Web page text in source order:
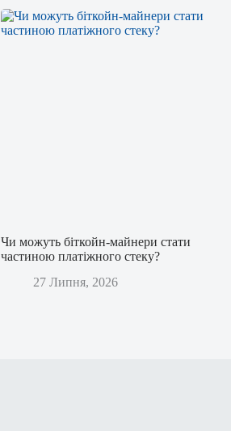
Чи можуть біткойн-майнери стати
частиною платіжного стеку?
27 Липня, 2026